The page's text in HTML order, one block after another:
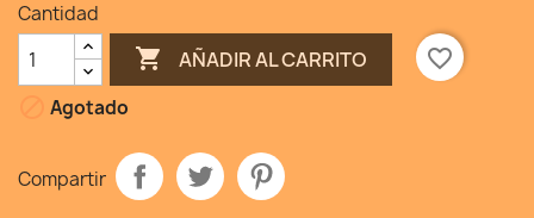
Cantidad
 AÑADIR AL CARRITO
favorite_border
Agotado
Compartir